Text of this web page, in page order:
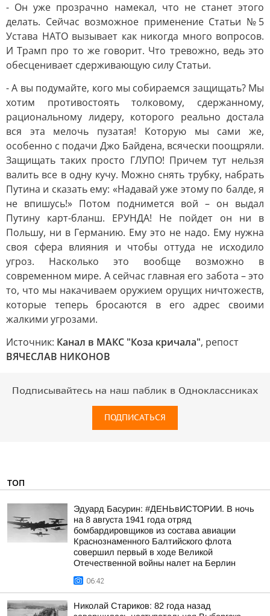
- Он уже прозрачно намекал, что не станет этого
делать. Сейчас возможное применение Статьи №5
Устава НАТО вызывает как никогда много вопросов.
И Трамп про то же говорит. Что тревожно, ведь это
обесценивает сдерживающую силу Статьи.
- А вы подумайте, кого мы собираемся защищать? Мы
хотим противостоять толковому, сдержанному,
рациональному лидеру, которого реально достала
вся эта мелочь пузатая! Которую мы сами же,
особенно с подачи Джо Байдена, всячески поощряли.
Защищать таких просто ГЛУПО! Причем тут нельзя
валить все в одну кучу. Можно снять трубку, набрать
Путина и сказать ему: «Надавай уже этому по балде, я
не впишусь!» Потом поднимется вой – он выдал
Путину карт-бланш. ЕРУНДА! Не пойдет он ни в
Польшу, ни в Германию. Ему это не надо. Ему нужна
своя сфера влияния и чтобы оттуда не исходило
угроз. Насколько это вообще возможно в
современном мире. А сейчас главная его забота – это
то, что мы накачиваем оружием орущих ничтожеств,
которые теперь бросаются в его адрес своими
жалкими угрозами.
Источник: Канал в МАКС "Коза кричала", репост
ВЯЧЕСЛАВ НИКОНОВ
Подписывайтесь на наш паблик в Одноклассниках
ПОДПИСАТЬСЯ
ТОП
Эдуард Басурин: #ДЕНЬвИСТОРИИ. В ночь
на 8 августа 1941 года отряд
бомбардировщиков из состава авиации
Краснознаменного Балтийского флота
совершил первый в ходе Великой
Отечественной войны налет на Берлин
06:42
Николай Стариков: 82 года назад